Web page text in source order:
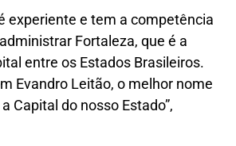
experiente e tem a competência
Fortaleza, que é a
entre os Estados Brasileiros.
Evandro Leitão, o melhor nome
Capital do nosso Estado”,